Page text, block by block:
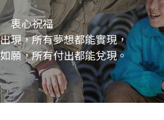
衷心祝福
現，所有夢想都能實現，
願，所有付出都能兌現。